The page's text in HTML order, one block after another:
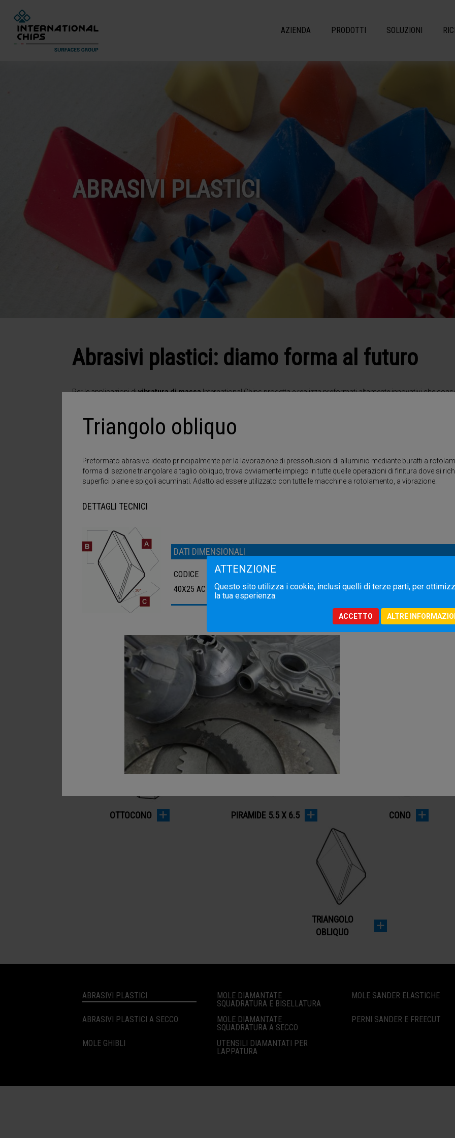
AZIENDA PRODOTTI SOLUZIONI
ABRASIVI PLASTICI
Abrasivi plastici: diamo forma al futuro
Per le applicazioni divibratura di massaInternational Chips progetta e realizza preformati altamente innovativi che
Formidabili su tutti i materiali, nella lucidatura e nelle finiture spinte, nella pulitura, nelle finiture pregalvaniche e nell'elevata
sono ottenuti conresine poliestere speciali
Il trattamento termico condotto nel processo produttivo garantisce la perfetta polimerizzazione della resina, conferendo
riduzione dei cicli di lavoro. Con i nostri preformati diminuirà la quantità di parti solide in sospensione e la produzione di
STUDIATI E SVILUPPATI PER OGNI DIVERSO TIPO DI MATERIALE I PREFORMATI PLASTICI SONO DISPONIBILI IN
APPOSITAMENTE ADATTATI PER LE VOSTRE LAVORAZIONI
DOPPIO CUNEO
OTTOCONO PIRAMIDE 5.5 X 6.5 CONO
TRIANGOLO
OBLIQUO
Triangolo obliquo
Preformato abrasivo ideato principalmente per la lavorazione di pressofusioni di alluminio mediante buratti a
forma di sezione triangolare a taglio obliquo, trova ovviamente impiego in tutte quelle operazioni di finitura dove si
superfici piane e spigoli acuminati. Adatto ad essere utilizzato con tutte le macchine a rotolamento, a vibrazione.
DETTAGLI TECNICI
DATI DIMENSIONALI
CODICE
40X25 AC
40 24
ABRASIVI PLASTICI
MOLE DIAMANTATE
SQUADRATURA E BISELLATURA
MOLE SANDER ELASTICHE
ABRASIVI PLASTICI A SECCO
MOLE DIAMANTATE
SQUADRATURA A SECCO
PERNI SANDER E FREECUT
MOLE GHIBLI
UTENSILI DIAMANTATI PER
LAPPATURA
ATTENZIONE
Questo sito utilizza i cookie, inclusi quelli di terze parti, per
la tua esperienza.
ACCETTO ALTRE